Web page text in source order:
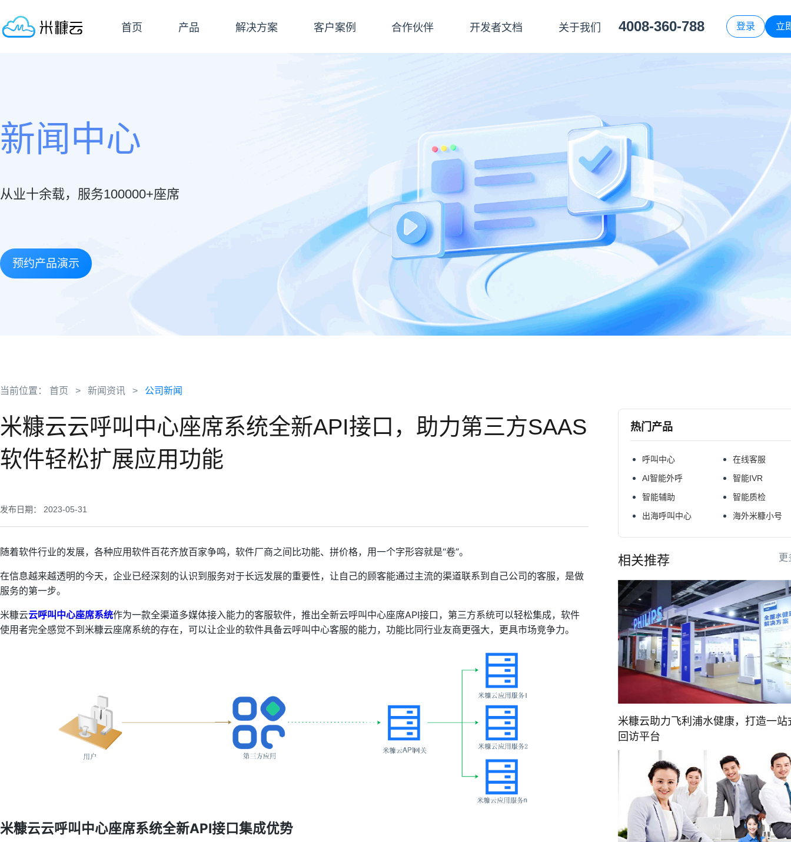
首页 产品 解决方案 客户案例 合作伙伴 开发者文档 关于我们 4008-360-788 登录 立
新闻中心
从业十余载，服务100000+座席
预约产品演示
当前位置： 首页 > 新闻资讯 > 公司新闻
米糠云云呼叫中心座席系统全新API接口，助力第三方SAAS
软件轻松扩展应用功能
发布日期： 2023-05-31
随着软件行业的发展，各种应用软件百花齐放百家争鸣，软件厂商之间比功能、拼价格，用一个字形容就是“卷”。
在信息越来越透明的今天，企业已经深刻的认识到服务对于长远发展的重要性，让自己的顾客能通过主流的渠道联系到自己公司的客服，是做
服务的第一步。
米糠云云呼叫中心座席系统作为一款全渠道多媒体接入能力的客服软件，推出全新云呼叫中心座席API接口，第三方系统可以轻松集成，软件
使用者完全感觉不到米糠云座席系统的存在，可以让企业的软件具备云呼叫中心客服的能力，功能比同行业友商更强大，更具市场竞争力。
米糠云云呼叫中心座席系统全新API接口集成优势
热门产品
呼叫中心
AI智能外呼
智能辅助
出海呼叫中心
在线客服
智能IVR
智能质检
海外米糠小号
相关推荐 更
米糠云助力飞利浦水健康，打造一站
回访平台